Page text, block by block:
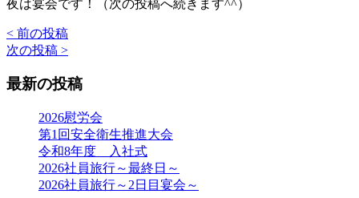
夜は宴会です！（次の投稿へ続きます^^）
投
稿
ナ
< 前の投稿
次の投稿 >
最新の投稿
2026慰労会
第1回安全衛生推進大会
令和8年度 入社式
2026社員旅行～最終日～
2026社員旅行～2日目宴会～